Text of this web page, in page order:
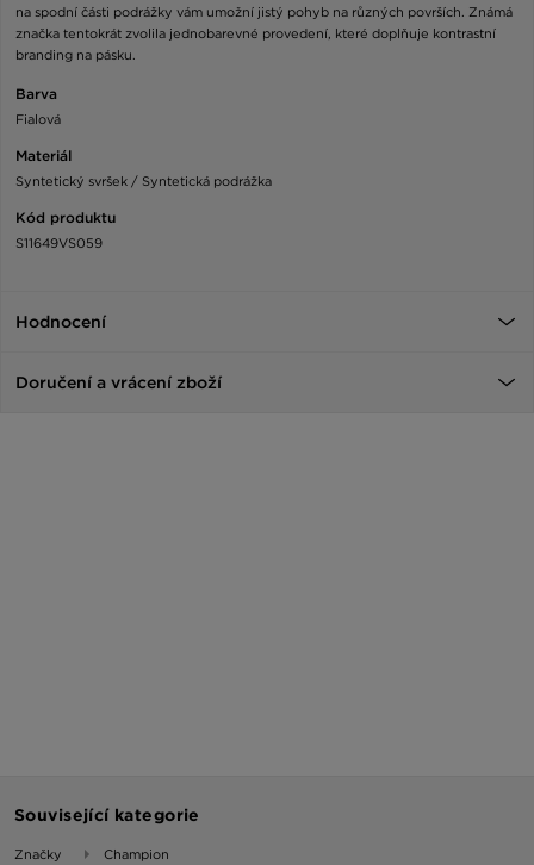
na spodní části podrážky vám umožní jistý pohyb na různých površích. Známá
značka tentokrát zvolila jednobarevné provedení, které doplňuje kontrastní
branding na pásku.
Barva
Fialová
Materiál
Syntetický svršek / Syntetická podrážka
Kód produktu
S11649VS059
Hodnocení
Doručení a vrácení zboží
Související kategorie
Značky Champion